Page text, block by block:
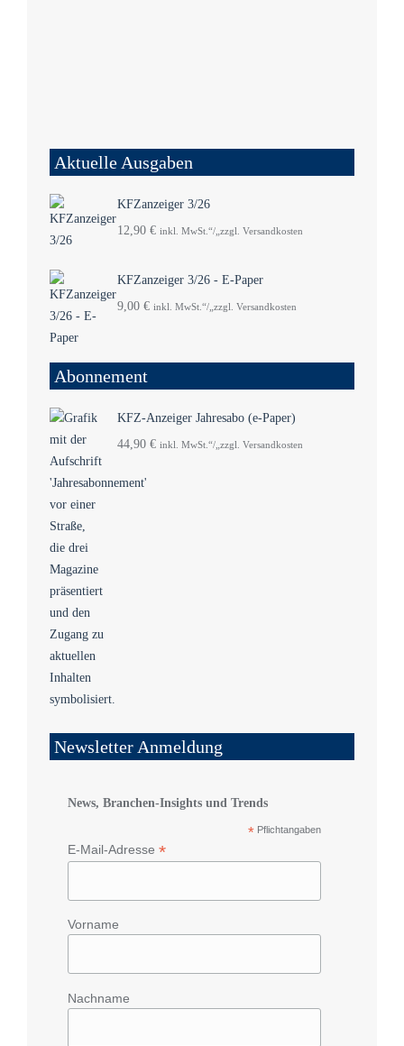
Aktuelle Ausgaben
KFZanzeiger 3/26
12,90 € inkl. MwSt.“/„zzgl. Versandkosten
KFZanzeiger 3/26 - E-Paper
9,00 € inkl. MwSt.“/„zzgl. Versandkosten
Abonnement
KFZ-Anzeiger Jahresabo (e-Paper)
44,90 € inkl. MwSt.“/„zzgl. Versandkosten
Newsletter Anmeldung
News, Branchen-Insights und Trends
* Pflichtangaben
E-Mail-Adresse *
Vorname
Nachname